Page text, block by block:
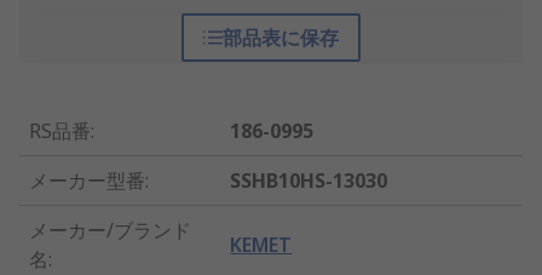
部品表に保存
RS品番:
186-0995
メーカー型番:
SSHB10HS-13030
メーカー/ブランド
名:
KEMET